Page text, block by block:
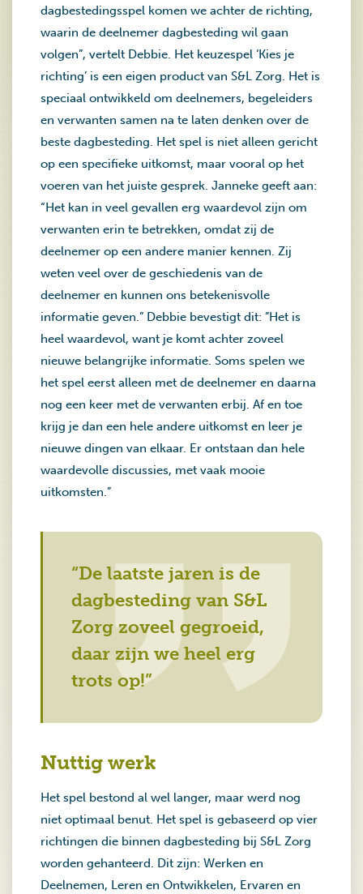
dagbestedingsspel komen we achter de richting,
waarin de deelnemer dagbesteding wil gaan
volgen”, vertelt Debbie. Het keuzespel ‘Kies je
richting’ is een eigen product van S&L Zorg. Het is
speciaal ontwikkeld om deelnemers, begeleiders
en verwanten samen na te laten denken over de
beste dagbesteding. Het spel is niet alleen gericht
op een specifieke uitkomst, maar vooral op het
voeren van het juiste gesprek. Janneke geeft aan:
“Het kan in veel gevallen erg waardevol zijn om
verwanten erin te betrekken, omdat zij de
deelnemer op een andere manier kennen. Zij
weten veel over de geschiedenis van de
deelnemer en kunnen ons betekenisvolle
informatie geven.” Debbie bevestigt dit: ”Het is
heel waardevol, want je komt achter zoveel
nieuwe belangrijke informatie. Soms spelen we
het spel eerst alleen met de deelnemer en daarna
nog een keer met de verwanten erbij. Af en toe
krijg je dan een hele andere uitkomst en leer je
nieuwe dingen van elkaar. Er ontstaan dan hele
waardevolle discussies, met vaak mooie
uitkomsten.”
“De laatste jaren is de
dagbesteding van S&L
Zorg zoveel gegroeid,
daar zijn we heel erg
trots op!”
Nuttig werk
Het spel bestond al wel langer, maar werd nog
niet optimaal benut. Het spel is gebaseerd op vier
richtingen die binnen dagbesteding bij S&L Zorg
worden gehanteerd. Dit zijn: Werken en
Deelnemen, Leren en Ontwikkelen, Ervaren en